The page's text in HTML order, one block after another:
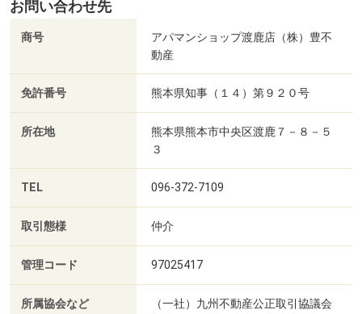
お問い合わせ先
商号
アパマンショップ渡鹿店（株）豊不
動産
免許番号 熊本県知事（１４）第９２０号
所在地
熊本県熊本市中央区渡鹿７－８－５
３
TEL 096-372-7109
取引態様 仲介
管理コード 97025417
所属協会など
（一社）九州不動産公正取引協議会